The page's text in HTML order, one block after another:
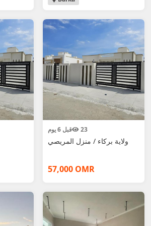
قبل 6 يوم 23
ولاية بركاء / منزل المريصي
57,000 OMR